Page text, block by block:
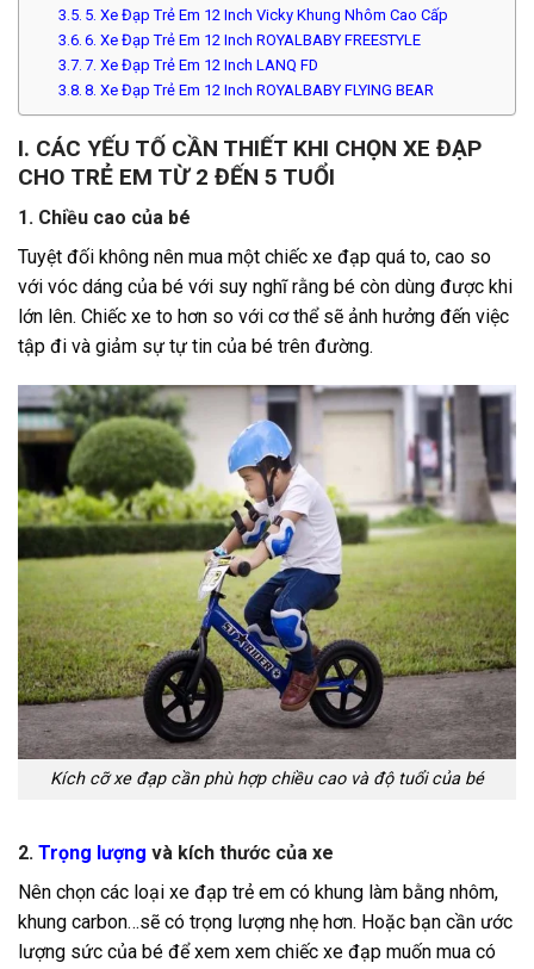
5. Xe Đạp Trẻ Em 12 Inch Vicky Khung Nhôm Cao Cấp
6. Xe Đạp Trẻ Em 12 Inch ROYALBABY FREESTYLE
7. Xe Đạp Trẻ Em 12 Inch LANQ FD
8. Xe Đạp Trẻ Em 12 Inch ROYALBABY FLYING BEAR
I. CÁC YẾU TỐ CẦN THIẾT KHI CHỌN XE ĐẠP
CHO TRẺ EM TỪ 2 ĐẾN 5 TUỔI
1. Chiều cao của bé
Tuyệt đối không nên mua một chiếc xe đạp quá to, cao so
với vóc dáng của bé với suy nghĩ rằng bé còn dùng được khi
lớn lên. Chiếc xe to hơn so với cơ thể sẽ ảnh hưởng đến việc
tập đi và giảm sự tự tin của bé trên đường.
Kích cỡ xe đạp cần phù hợp chiều cao và độ tuổi của bé
2. Trọng lượng và kích thước của xe
Nên chọn các loại xe đạp trẻ em có khung làm bằng nhôm,
khung carbon…sẽ có trọng lượng nhẹ hơn. Hoặc bạn cần ước
lượng sức của bé để xem xem chiếc xe đạp muốn mua có